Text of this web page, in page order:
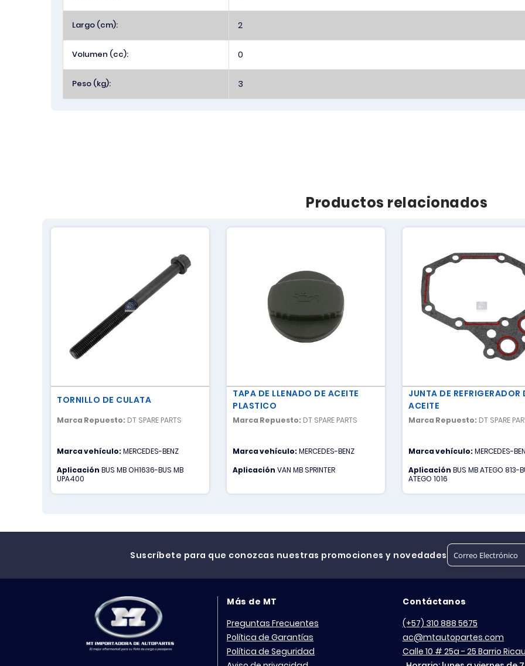
Largo (cm): 2
Volumen (cc): 0
Peso (kg): 3
Productos relacionados
TORNILLO DE CULATA
Marca Repuesto: DT SPARE PARTS
Marca vehículo:MERCEDES-BENZ
Aplicación BUS MB OH1636-BUS MB
UPA400
TAPA DE LLENADO DE ACEITE
PLASTICO
Marca Repuesto: DT SPARE PARTS
Marca vehículo:MERCEDES-BENZ
Aplicación VAN MB SPRINTER
JUNTA DE REFRIGERADOR
ACEITE
Marca Repuesto: DT SPARE
Marca vehículo:MERCEDES-
Aplicación BUS MB ATEGO 813-
ATEGO 1016
Suscríbete para que conozcas nuestras promociones y novedades
Más de MT
Preguntas Frecuentes
Política de Garantías
Política de Seguridad
Contáctanos
(+57) 310 888 5675
ac@mtautopartes.com
Calle 10 # 25a - 25 Barrio